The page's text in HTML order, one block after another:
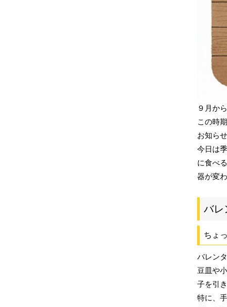
９月か
この時
お知ら
今日は
に食べ
器が変
バレ
ちょ
バレン
豆皿や
子を引
特に、